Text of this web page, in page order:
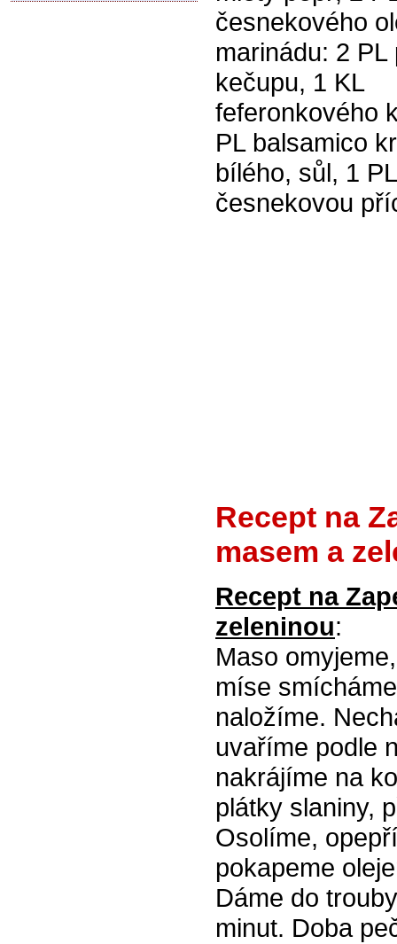
česnekového
marinádu: 2 PL
kečupu, 1 KL
feferonkového
PL balsamico
bílého, sůl, 1
česnekovou
Recept na
masem a
Recept na
zeleninou:
Maso
míse
naložíme.
uvaříme podle
nakrájíme na
plátky slaniny,
Osolíme,
pokapeme
Dáme do
minut. Doba